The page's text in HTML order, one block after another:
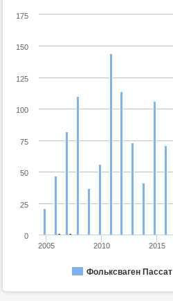
Фольксваген Пассат
2005 2010 2015
0
25
50
75
100
125
150
175